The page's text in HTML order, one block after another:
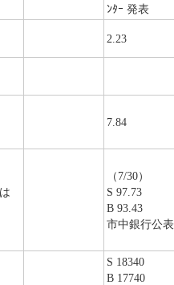
ﾝﾀｰ 発表
2.23
7.84
（7/30）
S 97.73
B 93.43
市中銀行公表
S 18340
B 17740